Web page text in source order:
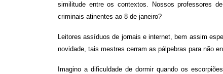
similitude entre os contextos. Nossos professores
criminais atinentes ao 8 de janeiro?
Leitores assíduos de jornais e internet, bem assim
novidade, tais mestres cerram as pálpebras para não
Imagino a dificuldade de dormir quando os